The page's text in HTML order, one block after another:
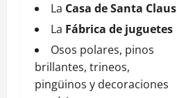
La Casa de Santa Claus
La Fábrica de juguetes
Osos polares, pinos
brillantes, trineos,
pingüinos y decoraciones